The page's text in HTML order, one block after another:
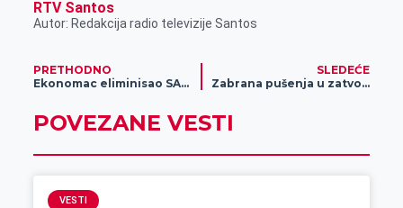
RTV Santos
Autor: Redakcija radio televizije Santos
PRETHODNO
Ekonomac eliminisao SAS iz kupa Srbije
SLEDEĆE
Zabrana pušenja u zatvorenom prostoru- da ili ne
POVEZANE VESTI
VESTI